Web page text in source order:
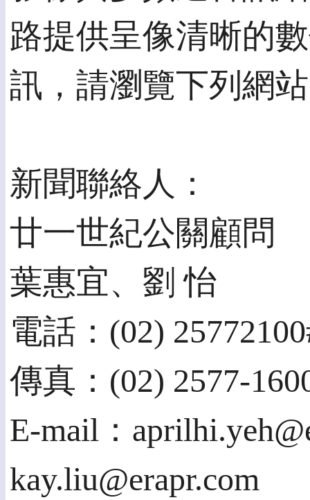
路提供呈像清晰的
訊，請瀏覽下列網
新聞聯絡人：
廿一世紀公關顧問
葉惠宜、劉 怡
電話：(02)
傳真：(02) 2577-
E-mail：
kay.liu@erapr.com